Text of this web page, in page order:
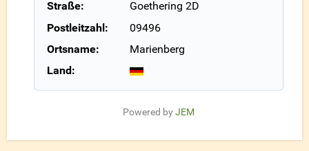
Straße:
Goethering 2D
Postleitzahl:
09496
Ortsname:
Marienberg
Land:
Powered byJEM